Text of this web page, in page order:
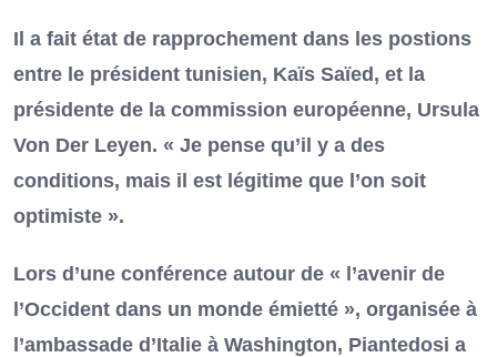
Il a fait état de rapprochement dans les postions
entre le président tunisien, Kaïs Saïed, et la
présidente de la commission européenne, Ursula
Von Der Leyen. « Je pense qu’il y a des
conditions, mais il est légitime que l’on soit
optimiste ».
Lors d’une conférence autour de « l’avenir de
l’Occident dans un monde émietté », organisée à
l’ambassade d’Italie à Washington, Piantedosi a